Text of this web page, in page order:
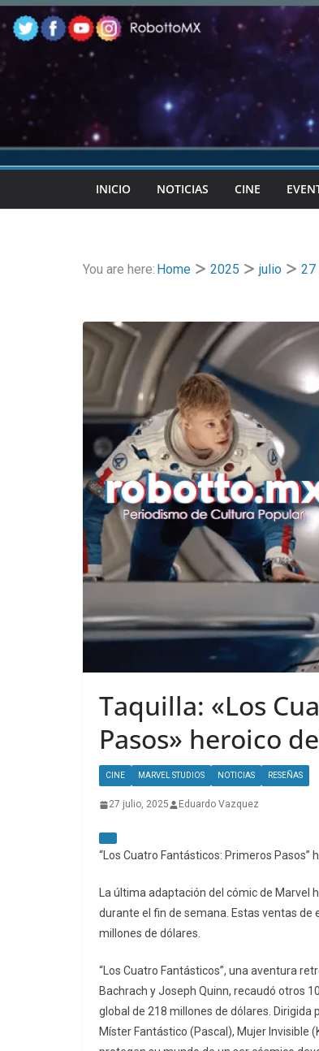
Skip
to
content
INICIO NOTICIAS CINE
You are here: Home 2025 julio 27
Taquilla: «Los
Pasos» heroico
CINE MARVEL STUDIOS NOTICIAS RESEÑAS
27 julio, 2025 Eduardo Vazquez
“Los Cuatro Fantásticos: Primeros Pasos”
La última adaptación del cómic de
durante el fin de semana. Estas ventas
millones de dólares.
“Los Cuatro Fantásticos”, una aventura
Bachrach y Joseph Quinn, recaudó otros
global de 218 millones de dólares.
Míster Fantástico (Pascal), Mujer Invisible